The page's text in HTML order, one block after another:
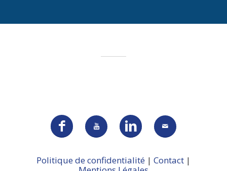
Politique de confidentialité | Contact |